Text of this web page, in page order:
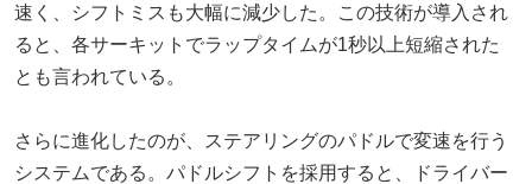
速く、シフトミスも大幅に減少した。この技術が導入され
ると、各サーキットでラップタイムが1秒以上短縮された
とも言われている。
さらに進化したのが、ステアリングのパドルで変速を行う
システムである。パドルシフトを採用すると、ドライバー